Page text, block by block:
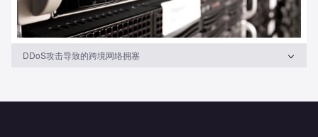
DDoS攻击导致的跨境网络拥塞